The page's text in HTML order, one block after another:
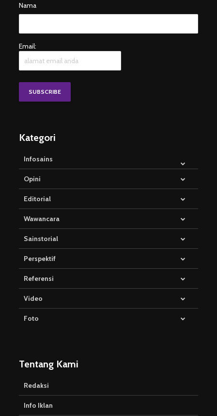
Nama
Email:
Kategori
Infosains
Opini
Editorial
Wawancara
Sainstorial
Perspektif
Referensi
Video
Foto
Tentang Kami
Redaksi
Info Iklan